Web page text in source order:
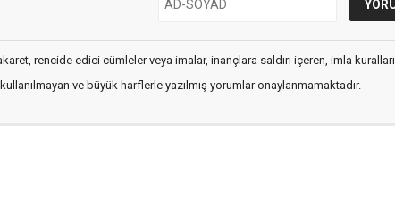
rencide edici cümleler veya imalar, inançlara saldırı içeren, imla
ve büyük harflerle yazılmış yorumlar onaylanmamaktadır.